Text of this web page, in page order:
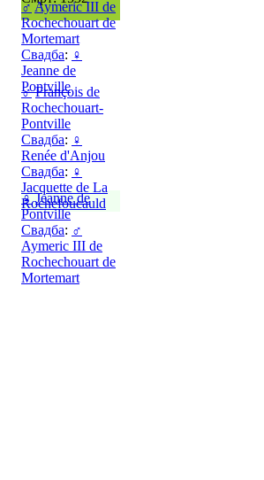
♂Aymeric III de
Rochechouart de
Mortemart
Свадба: ♀
Jeanne de
Pontville
♂ François de
Rochechouart-
Pontville
Свадба: ♀
Renée d'Anjou
Свадба: ♀
Jacquette de La
Rochefoucauld
♀ Jeanne de
Pontville
Свадба: ♂
Aymeric III de
Rochechouart de
Mortemart